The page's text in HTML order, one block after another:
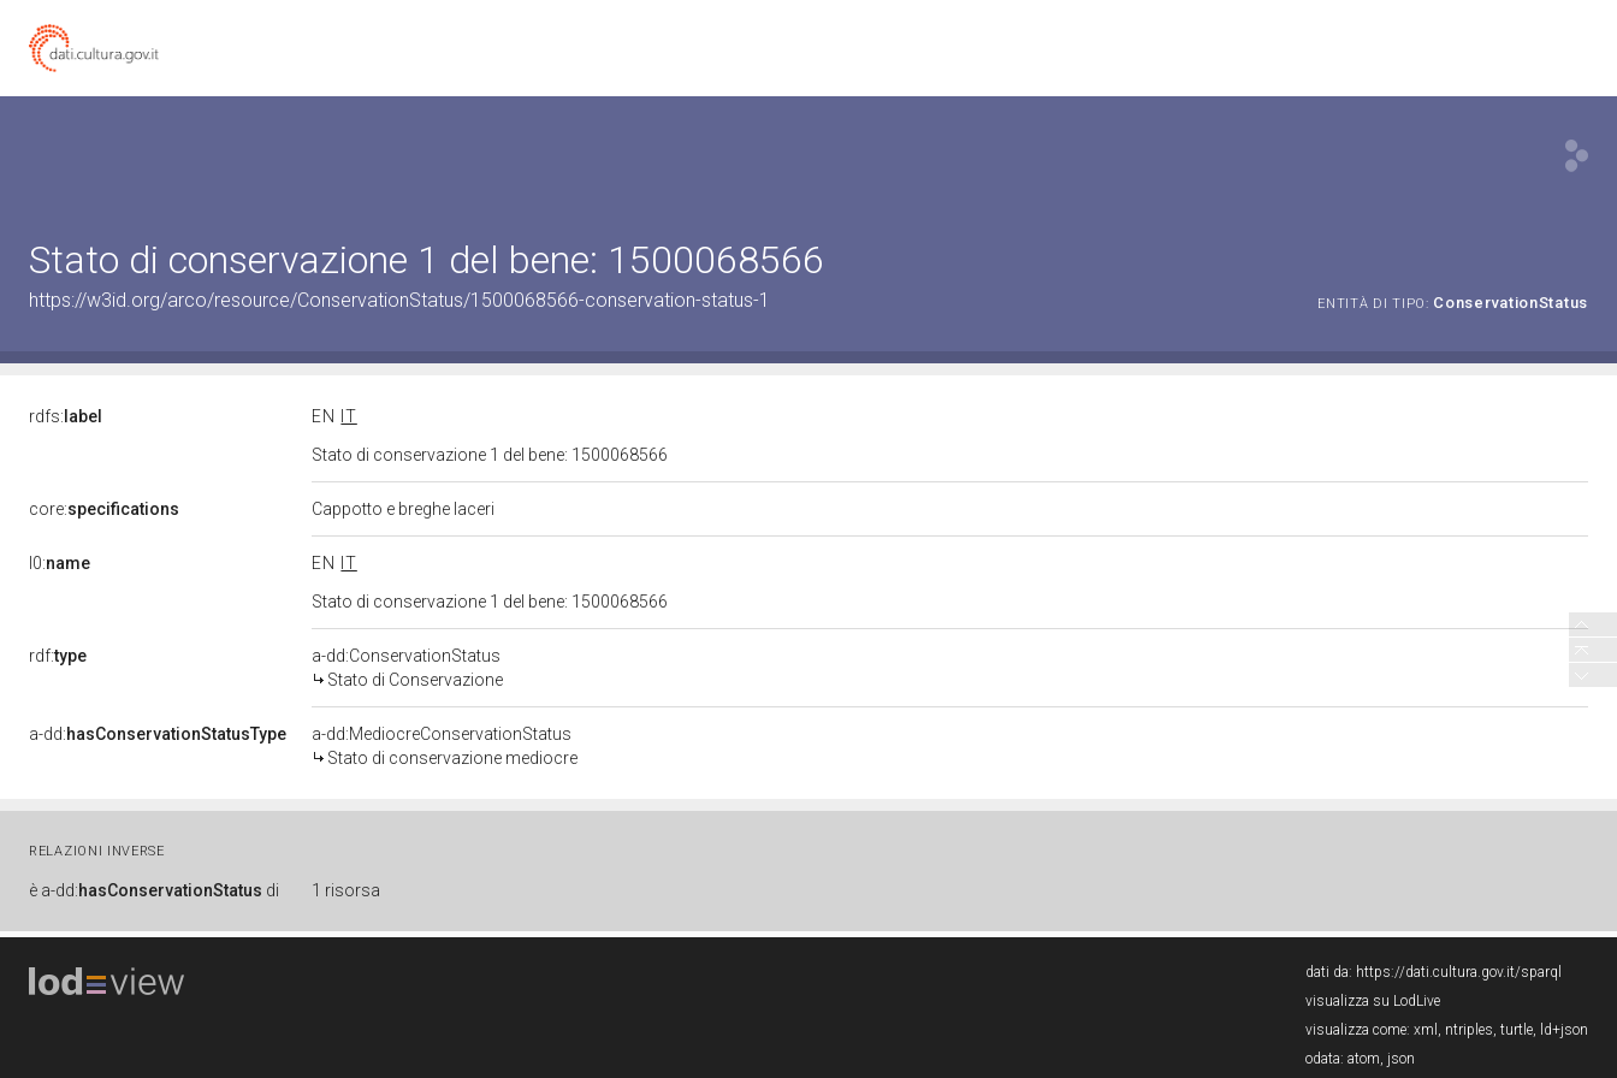
Stato di conservazione 1 del bene: 1500068566
https://w3id.org/arco/resource/ConservationStatus/1500068566-conservation-status-1 ENTITÀ DI TIPO: ConservationStatus
rdfs: label EN
IT
Stato di conservazione 1 del bene: 1500068566
core:specifications Cappotto e breghe laceri
l0:name EN
IT
Stato di conservazione 1 del bene: 1500068566
rdf:type
a-dd:ConservationStatus
Stato di Conservazione
a-dd:hasConservationStatusType
a-dd:MediocreConservationStatus
Stato di conservazione mediocre
RELAZIONI INVERSE
è a-dd:hasConservationStatus di 1 risorsa
dati da: https://dati.cultura.gov.it/sparql
visualizza su LodLive
visualizza come: xml , ntriples, turtle, ld+json
odata: atom, json